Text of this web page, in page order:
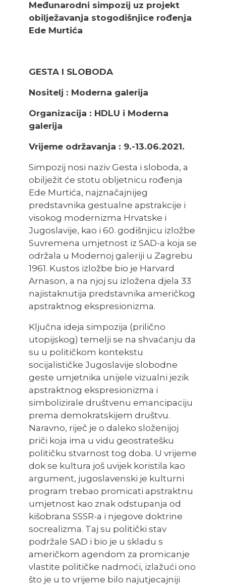
Međunarodni simpozij uz projekt
obilježavanja stogodišnjice rođenja
Ede Murtića
GESTA I SLOBODA
Nositelj : Moderna galerija
Organizacija : HDLU i Moderna
galerija
Vrijeme održavanja : 9.-13.06.2021.
Simpozij nosi naziv Gesta i sloboda, a
obilježit će stotu obljetnicu rođenja
Ede Murtića, najznačajnijeg
predstavnika gestualne apstrakcije i
visokog modernizma Hrvatske i
Jugoslavije, kao i 60. godišnjicu izložbe
Suvremena umjetnost iz SAD-a koja se
održala u Modernoj galeriji u Zagrebu
1961. Kustos izložbe bio je Harvard
Arnason, a na njoj su izložena djela 33
najistaknutija predstavnika američkog
apstraktnog ekspresionizma.
Ključna ideja simpozija (prilično
utopijskog) temelji se na shvaćanju da
su u političkom kontekstu
socijalističke Jugoslavije slobodne
geste umjetnika unijele vizualni jezik
apstraktnog ekspresionizma i
simbolizirale društvenu emancipaciju
prema demokratskijem društvu.
Naravno, riječ je o daleko složenijoj
priči koja ima u vidu geostratešku
političku stvarnost tog doba. U vrijeme
dok se kultura još uvijek koristila kao
argument, jugoslavenski je kulturni
program trebao promicati apstraktnu
umjetnost kao znak odstupanja od
kišobrana SSSR-a i njegove doktrine
socrealizma. Taj su politički stav
podržale SAD i bio je u skladu s
američkom agendom za promicanje
vlastite političke nadmoći, izlažući ono
što je u to vrijeme bilo najutjecajniji